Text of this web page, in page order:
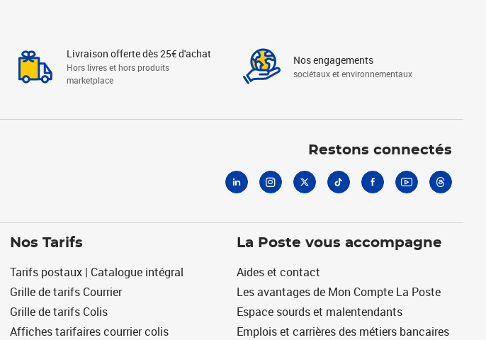
Livraison offerte dès 25€ d'achat
Hors livres et hors produits
marketplace
Nos engagements
sociétaux et environnementaux
Restons connectés
Nos Tarifs
Tarifs postaux | Catalogue intégral
Grille de tarifs Courrier
Grille de tarifs Colis
Affiches tarifaires courrier colis
La Poste vous accompagne
Aides et contact
Les avantages de Mon Compte La Poste
Espace sourds et malentendants
Emplois et carrières des métiers bancaires